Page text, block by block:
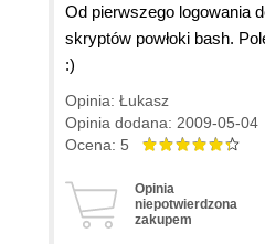
Od pierwszego logowania
skryptów powłoki bash.
:)
Opinia: Łukasz
Opinia dodana: 2009-05-04
Ocena: 5
Opinia
niepotwierdzona
zakupem